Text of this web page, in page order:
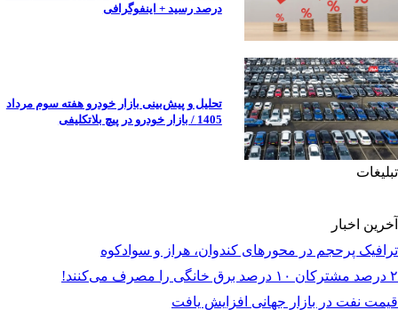
درصد رسید + اینفوگرافی
تحلیل و پیش‌بینی بازار خودرو هفته سوم مرداد
1405 / بازار خودرو در پیچ بلاتکلیفی
تبلیغات
آخرین اخبار
ترافیک پرحجم در محورهای کندوان، هراز و سوادکوه
۲ درصد مشترکان ۱۰ درصد برق خانگی را مصرف می‌کنند!
قیمت نفت در بازار جهانی افزایش یافت